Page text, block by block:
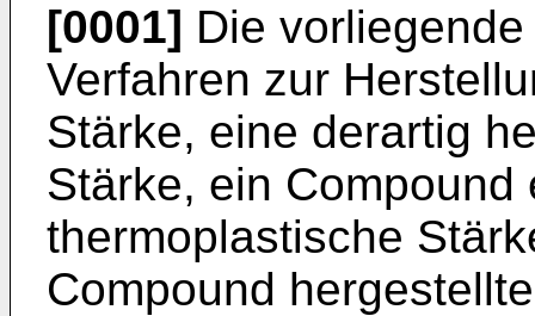
[0001] Die
Verfahren zur
Stärke, eine derartig
Stärke, ein Compound
thermoplastische
Compound